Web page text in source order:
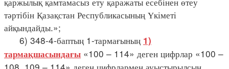
тәртібін Қазақстан Республикасының Үкіметі
айқындайды.»;
6) 348-4-баптың 1-тармағының 1)
тармақшасындағы «100 – 114» деген цифрлар «100 –